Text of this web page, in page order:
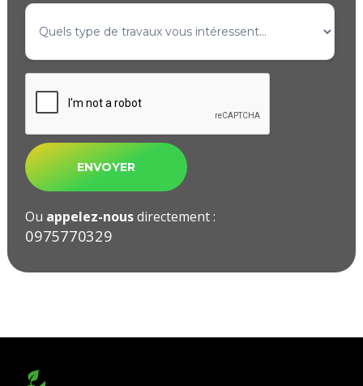
Ou appelez-nousdirectement :
09ㅤ75ㅤ77ㅤ03ㅤ29ㅤ